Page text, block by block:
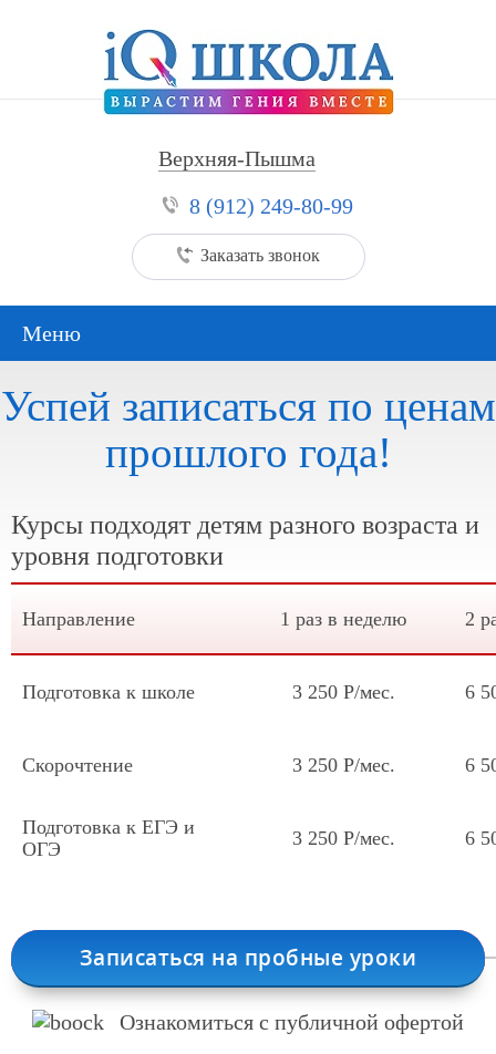
Верхняя-Пышма
8 (912) 249-80-99
Заказать звонок
Успей записаться по ценам
прошлого года!
Курсы подходят детям разного возраста и
уровня подготовки
Направление 1 раз в неделю 2
Подготовка к школе 3 250 Р/мес. 6
Скорочтение 3 250 Р/мес. 6
Подготовка к ЕГЭ и
ОГЭ
3 250 Р/мес. 6
Записаться на пробные уроки
Ознакомиться с публичной офертой